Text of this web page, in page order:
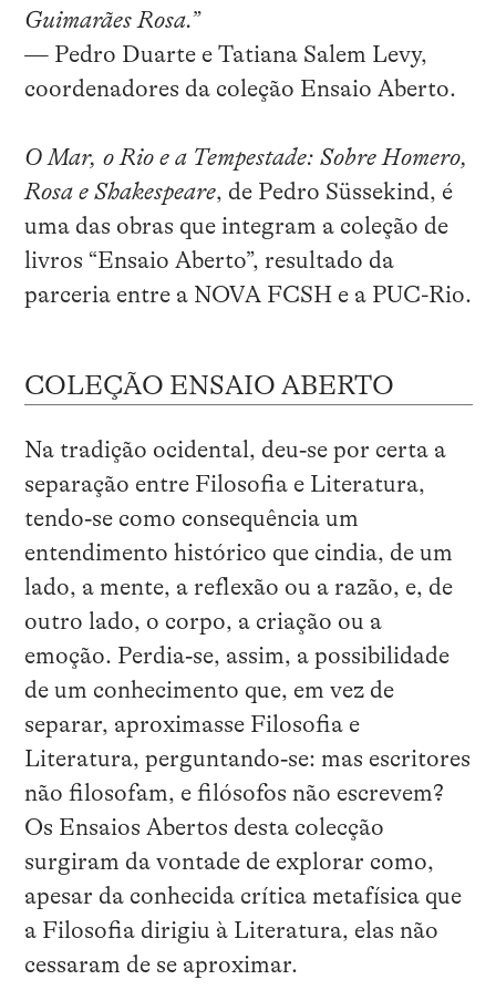
Guimarães Rosa.”
— Pedro Duarte e Tatiana Salem Levy,
coordenadores da coleção Ensaio Aberto.
O Mar, o Rio e a Tempestade: Sobre Homero,
Rosa e Shakespeare, de Pedro Süssekind, é
uma das obras que integram a coleção de
livros “Ensaio Aberto”, resultado da
parceria entre a NOVA FCSH e a PUC-Rio.
COLEÇÃO ENSAIO ABERTO
Na tradição ocidental, deu‑se por certa a
separação entre Filosofia e Literatura,
tendo‑se como consequência um
entendimento histórico que cindia, de um
lado, a mente, a reflexão ou a razão, e, de
outro lado, o corpo, a criação ou a
emoção. Perdia‑se, assim, a possibilidade
de um conhecimento que, em vez de
separar, aproximasse Filosofia e
Literatura, perguntando‑se: mas escritores
não filosofam, e filósofos não escrevem?
Os Ensaios Abertos desta colecção
surgiram da vontade de explorar como,
apesar da conhecida crítica metafísica que
a Filosofia dirigiu à Literatura, elas não
cessaram de se aproximar.